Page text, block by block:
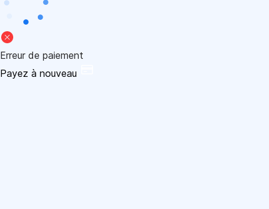
Erreur de paiement
Payez à nouveau